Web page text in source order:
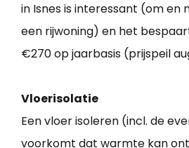
in Isnes is interessant (om en
een rijwoning) en het
€270 op jaarbasis (prijspeil
Vloerisolatie
Een vloer isoleren (incl. de
voorkomt dat warmte kan